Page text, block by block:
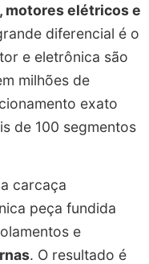
motores elétricos e
diferencial é o
e eletrônica são
milhões de
exato
de 100 segmentos
carcaça
peça fundida
e
. O resultado é